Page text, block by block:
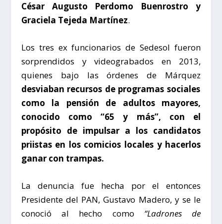
César Augusto Perdomo Buenrostro y
Graciela Tejeda Martínez.
Los tres ex funcionarios de Sedesol fueron
sorprendidos y videograbados en 2013,
quienes bajo las órdenes de Márquez
desviaban recursos de programas sociales
como la pensión de adultos mayores,
conocido como “65 y más”, con el
propósito de impulsar a los candidatos
priistas en los comicios locales y hacerlos
ganar con trampas.
La denuncia fue hecha por el entonces
Presidente del PAN, Gustavo Madero, y se le
conoció al hecho como “Ladrones de